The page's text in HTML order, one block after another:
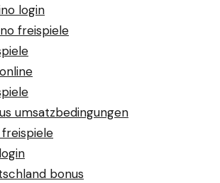
login
freispiele
umsatzbedingungen
bonus